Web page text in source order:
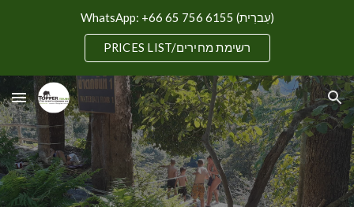
Skip to main content
WhatsApp: +66 65 756 6155 (עִברִית)
PRICES LIST/רשימת מחירים